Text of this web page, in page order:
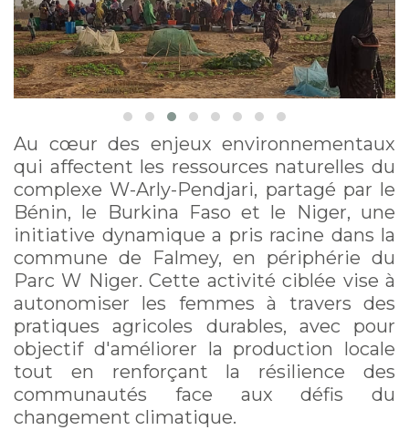
contexte du
changement
climatique
Au cœur des enjeux environnementaux
qui affectent les ressources naturelles du
complexe W-Arly-Pendjari, partagé par le
Bénin, le Burkina Faso et le Niger, une
initiative dynamique a pris racine dans la
commune de Falmey, en périphérie du
Parc W Niger. Cette activité ciblée vise à
autonomiser les femmes à travers des
pratiques agricoles durables, avec pour
objectif d'améliorer la production locale
tout en renforçant la résilience des
communautés face aux défis du
changement climatique.